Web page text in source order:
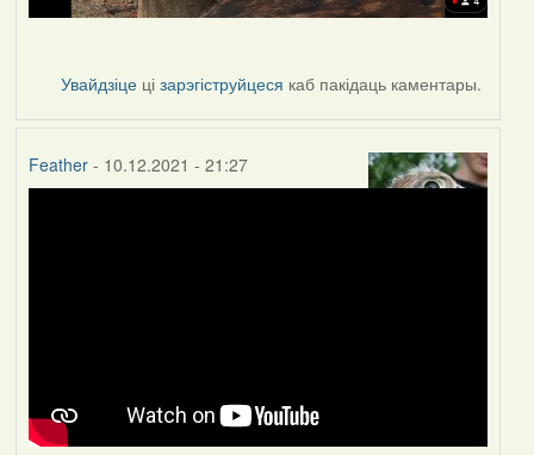
Увайдзіце цізарэгіструйцеся каб пакідаць каментары.
Feather- 10.12.2021 - 21:27